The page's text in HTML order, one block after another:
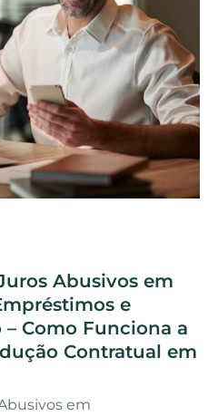
Abusivos em
e
– Como Funciona a
Contratual em
em